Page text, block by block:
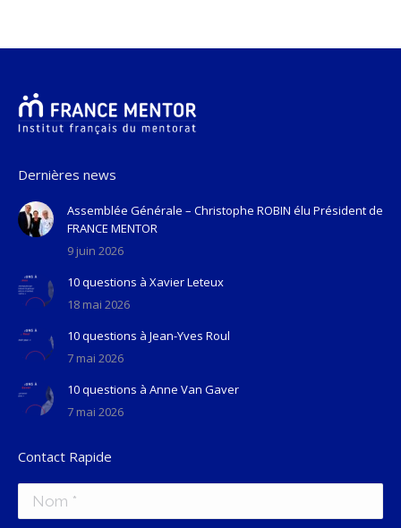
Dernières news
Assemblée Générale – Christophe ROBIN élu Président de
FRANCE MENTOR
9 juin 2026
10 questions à Xavier Leteux
18 mai 2026
10 questions à Jean-Yves Roul
7 mai 2026
10 questions à Anne Van Gaver
7 mai 2026
Contact Rapide
Nom *